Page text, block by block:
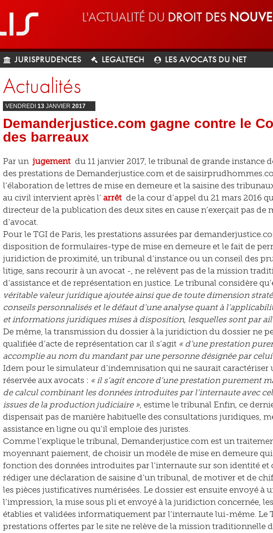
L'ACTUALITÉ DU DROIT DES
JURISPRUDENCES LEGALTECH LES AVOCATS DU NET
Actualités
VENDREDI 13 JANVIER 2017
Demanderjustice.com gagne contre le
des barreaux
Par un jugement du 11 janvier 2017, le tribunal de grande instance
des prestations de Demanderjustice.com et de
l’élaboration de lettres de mise en demeure et la saisine des
au civil intervient après l’ arrêt de la cour d’appel du 21 mars 2016
directeur de la publication des deux sites en cause n’exerçait pas de
d’avocat.
Pour le TGI de Paris, les prestations assurées par
disposition de formulaires-type de mise en demeure et le fait de
juridiction de proximité, un tribunal d’instance ou un conseil des
litige, sans recourir à un avocat -, ne relèvent pas de la mission
d’assistance et de représentation en justice. Le tribunal considère
véritable valeur juridique ajoutée ainsi que de toute dimension
conseils personnalisés et le défaut d’une analyse quant à
et informations juridiques mises à disposition, lesquelles sont par
De même, la transmission du dossier à la juridiction du dossier ne
qualifiée d’acte de représentation car il s’agit « d’une prestation
accomplie au nom du mandant par une personne désignée par
Idem pour le simulateur d’indemnisation qui ne saurait caractériser
réservée aux avocats : « il s’agit encore d’une prestation purement
de calcul combinant les données introduites par l’internaute avec
issues de la production judiciaire », estime le tribunal Enfin, ce
dispensait pas de manière habituelle des consultations juridiques,
assistance en ligne ou qu’il emploie des juristes.
Comme l’explique le tribunal, Demanderjustice.com est un
moyennant paiement, de choisir un modèle de mise en demeure
fonction des données introduites par l’internaute sur son identité et
rédiger une déclaration de saisine d’un tribunal, de motiver et de
les pièces justificatives numérisées. Le dossier est ensuite envoyé à
l’impression, la mise sous pli et envoyé à la juridiction concernée,
établies et validées informatiquement par l’internaute lui-même. Le
prestations offertes par le site ne relève de la mission traditionnelle